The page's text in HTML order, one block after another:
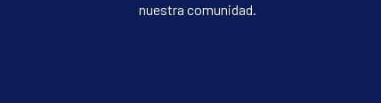
nuestra comunidad.